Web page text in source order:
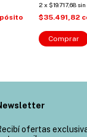
2 x $19.717,68
$35.491,82
Comprar
ofertas